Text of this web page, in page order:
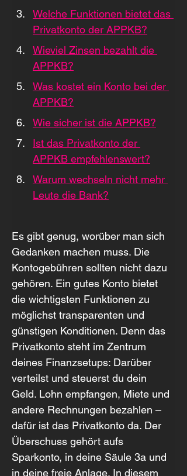
Welche Funktionen bietet das
Privatkonto der APPKB?
Wieviel Zinsen bezahlt die
APPKB?
Was kostet ein Konto bei der
APPKB?
Wie sicher ist die APPKB?
Ist das Privatkonto der
APPKB empfehlenswert?
Warum wechseln nicht mehr
Leute die Bank?
Es gibt genug, worüber man sich
Gedanken machen muss. Die
Kontogebühren sollten nicht dazu
gehören. Ein gutes Konto bietet
die wichtigsten Funktionen zu
möglichst transparenten und
günstigen Konditionen. Denn das
Privatkonto steht im Zentrum
deines Finanzsetups: Darüber
verteilst und steuerst du dein
Geld. Lohn empfangen, Miete und
andere Rechnungen bezahlen –
dafür ist das Privatkonto da. Der
Überschuss gehört aufs
Sparkonto, in deine Säule 3a und
in deine freie Anlage. In diesem